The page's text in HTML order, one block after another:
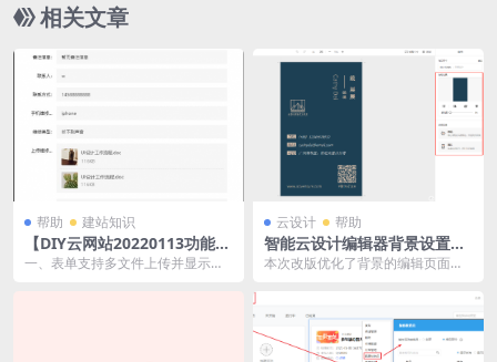
相关文章
帮助 建站知识
【DIY云网站20220113功能更
新】表单支持多文件上传并显
一、表单支持多文件上传并显示缩
云设计 帮助
智能云设计编辑器背景设置页
改版
本次改版优化了背景的编辑页面结